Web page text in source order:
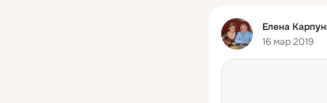
Фид
Елена
16 мар 2019